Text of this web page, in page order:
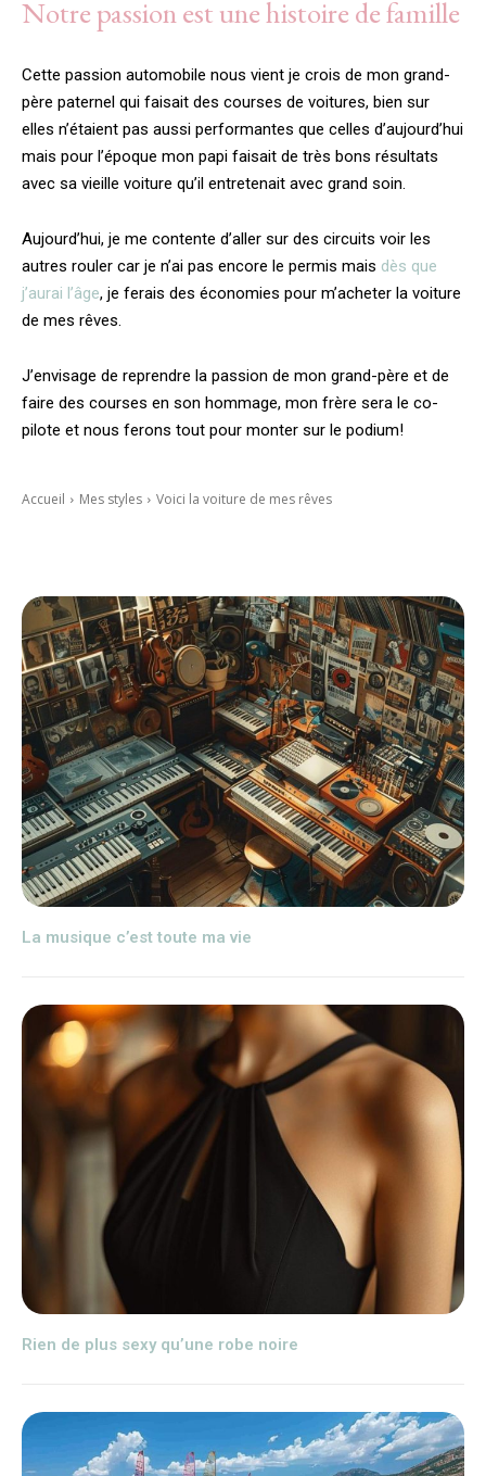
Notre passion est une histoire de famille
Cette passion automobile nous vient je crois de mon grand-
père paternel qui faisait des courses de voitures, bien sur
elles n’étaient pas aussi performantes que celles d’aujourd’hui
mais pour l’époque mon papi faisait de très bons résultats
avec sa vieille voiture qu’il entretenait avec grand soin.
Aujourd’hui, je me contente d’aller sur des circuits voir les
autres rouler car je n’ai pas encore le permis mais dès que
j’aurai l’âge, je ferais des économies pour m’acheter la voiture
de mes rêves.
J’envisage de reprendre la passion de mon grand-père et de
faire des courses en son hommage, mon frère sera le co-
pilote et nous ferons tout pour monter sur le podium!
Accueil Mes styles Voici la voiture de mes rêves
La musique c’est toute ma vie
Rien de plus sexy qu’une robe noire